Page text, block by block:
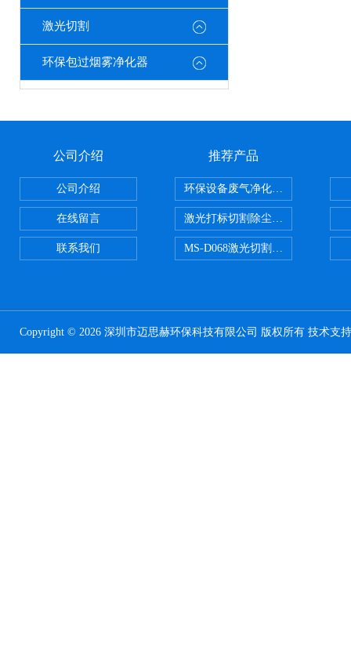
激光切割
环保包过烟雾净化器
公司介绍
公司介绍
在线留言
联系我们
推荐产品
环保设备废气净化处理设备
激光打标切割除尘设备
MS-D068激光切割亚克力烟雾净化
Copyright © 2026 深圳市迈思赫环保科技有限公司 版权所有 技术支